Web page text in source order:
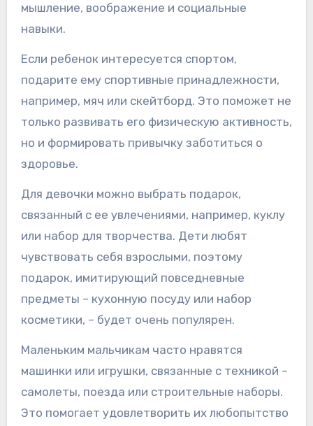
мышление, воображение и социальные
навыки.
Если ребенок интересуется спортом,
подарите ему спортивные принадлежности,
например, мяч или скейтборд. Это поможет не
только развивать его физическую активность,
но и формировать привычку заботиться о
здоровье.
Для девочки можно выбрать подарок,
связанный с ее увлечениями, например, куклу
или набор для творчества. Дети любят
чувствовать себя взрослыми, поэтому
подарок, имитирующий повседневные
предметы – кухонную посуду или набор
косметики, – будет очень популярен.
Маленьким мальчикам часто нравятся
машинки или игрушки, связанные с техникой –
самолеты, поезда или строительные наборы.
Это помогает удовлетворить их любопытство